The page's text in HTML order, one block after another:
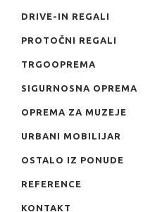
DRIVE-IN REGALI
PROTOČNI REGALI
TRGOOPREMA
SIGURNOSNA OPREMA
OPREMA ZA MUZEJE
URBANI MOBILIJAR
OSTALO IZ PONUDE
REFERENCE
KONTAKT